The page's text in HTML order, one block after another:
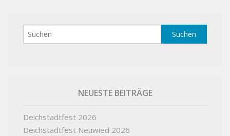
NEUESTE BEITRÄGE
Deichstadtfest 2026
Deichstadtfest Neuwied 2026